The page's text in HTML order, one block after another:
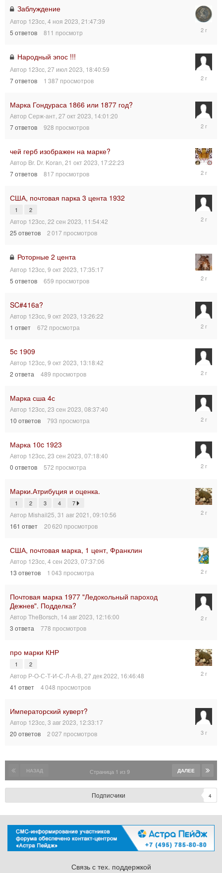
23:57:01
Заблуждение
Автор 123cc 4 ноя 2023, 21:47:39
5 ответов 811 просмотр
23:26:31
Народный эпос !!!
Автор 123cc 27 июл 2023, 18:40:59
7ответов 1 387 просмотров
22:58:02
Марка Гондураса 1866 или 1877 год?
Автор Серж-ант 27 окт 2023, 14:01:20
7ответов 928 просмотров
27
21:00:32
чей герб изображен на марке?
Автор Br. Dr. Koran 21 окт 2023, 17:22:23
7ответов 817 просмотров
24
06:23:07
США, почтовая парка 3 цента 1932
1 2
Автор 123cc 22 сен 2023, 11:54:42
25 ответов 2 017 просмотров
16
Роторные 2 цента
Автор 123cc 9 окт 2023, 17:35:17
5 ответов 659 просмотров
19:28:24
SC#416a?
Автор 123cc 9 окт 2023, 13:26:22
1 ответ 672 просмотра
17:12:43
5c 1909
Автор 123cc 9 окт 2023, 13:18:42
2 ответа 489 просмотров
17:11:24
Марка сша 4с
Автор 123cc 23 сен 2023, 08:37:40
10 ответов 793 просмотра
19:19:46
Марка 10c 1923
Автор 123cc 23 сен 2023, 07:18:40
0 ответов 572 просмотра
23
07:18:40
Марки.Атрибуция и оценка.
1 2 3 4 7
Автор Mishail25 31 авг 2021, 09:10:56
161 ответ 20 620 просмотров
15
США, почтовая марка, 1 цент, Франклин
Автор 123cc 4 сен 2023, 07:37:06
13 ответов 1 043 просмотра
13:05:22
Почтовая марка 1977 "Ледокольный пароход
Дежнев". Подделка?
Автор TheBorsch 14 авг 2023, 12:16:00
3 ответа 778 просмотров
14
про марки КНР
1 2
Автор Р-О-С-Т-И-С-Л-А-В 27 дек 2022, 16:46:48
41 ответ 4 048 просмотров
13
Императорский куверт?
Автор 123cc 3 авг 2023, 12:33:17
20 ответов 2 027 просмотров
НАЗАД ДАЛЕЕ
Страница 1 из 9
Подписчики 4
Связь с тех. поддержкой